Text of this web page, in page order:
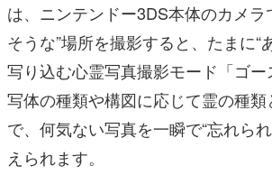
は、ニンテンドー3DS本体のカメラ
そうな”場所を撮影すると、たまに“
写り込む心霊写真撮影モード「ゴ
写体の種類や構図に応じて霊の種
で、何気ない写真を一瞬で“忘れら
えられます。